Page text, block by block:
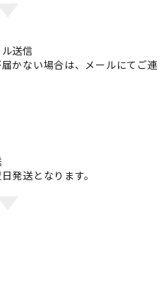
送信
かない場合は、メールにてご連
発送となります。